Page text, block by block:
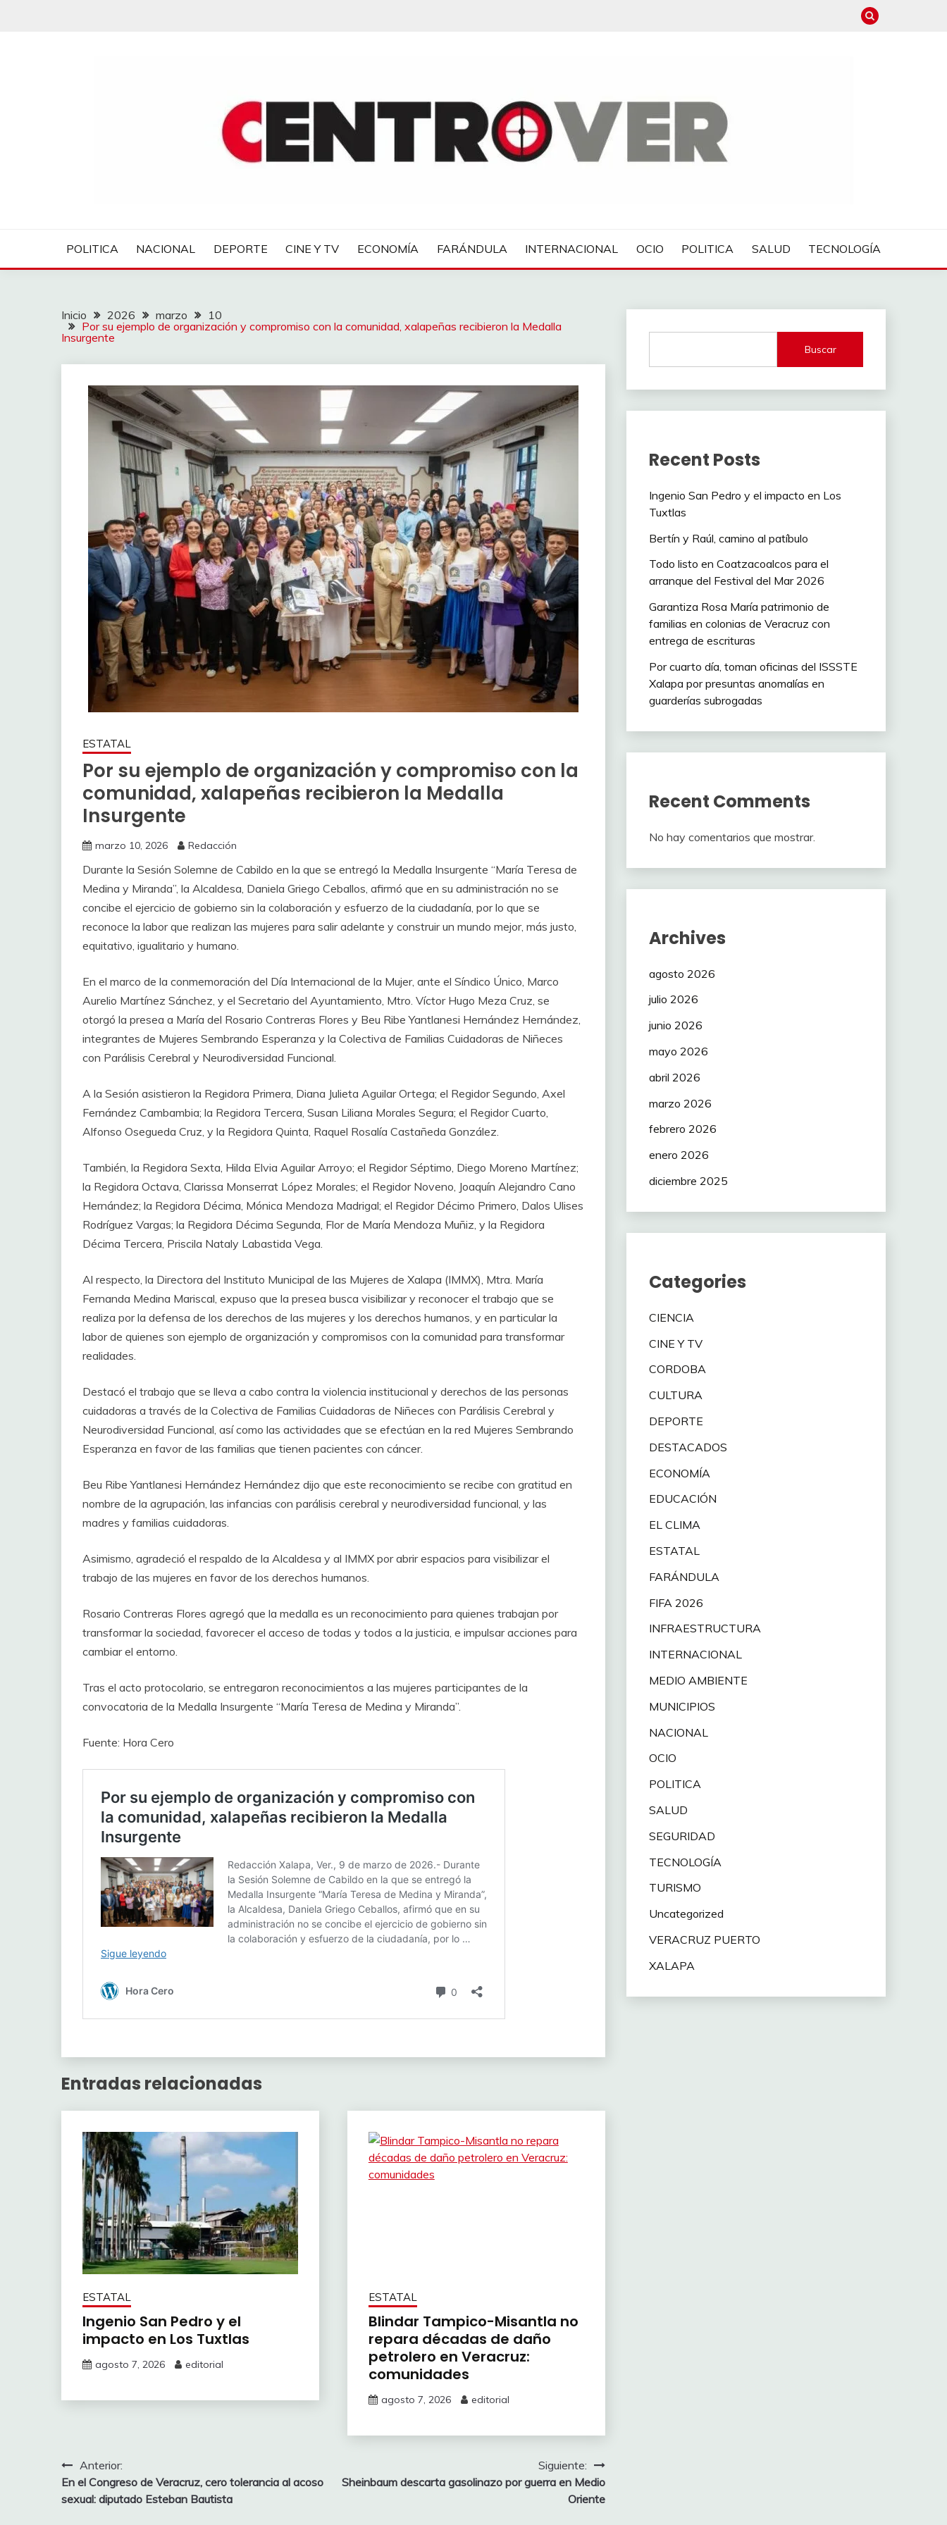
POLITICA NACIONAL DEPORTE CINE Y TV ECONOMÍA FARÁNDULA INTERNACIONAL OCIO POLITICA SALUD TECNOLOGÍA
Inicio 2026 marzo
10
Por su ejemplo de organización y compromiso con la comunidad, xalapeñas recibieron la Medalla
Insurgente
ESTATAL
Por su ejemplo de organización y compromiso con la
comunidad, xalapeñas recibieron la Medalla
Insurgente
marzo 10, 2026 Redacción
Durante la Sesión Solemne de Cabildo en la que se entregó la Medalla Insurgente “María Teresa de
Medina y Miranda”, la Alcaldesa, Daniela Griego Ceballos, afirmó que en su administración no se
concibe el ejercicio de gobierno sin la colaboración y esfuerzo de la ciudadanía, por lo que se
reconoce la labor que realizan las mujeres para salir adelante y construir un mundo mejor, más justo,
equitativo, igualitario y humano.
En el marco de la conmemoración del Día Internacional de la Mujer, ante el Síndico Único, Marco
Aurelio Martínez Sánchez, y el Secretario del Ayuntamiento, Mtro. Víctor Hugo Meza Cruz, se
otorgó la presea a María del Rosario Contreras Flores y Beu Ribe Yantlanesi Hernández Hernández,
integrantes de Mujeres Sembrando Esperanza y la Colectiva de Familias Cuidadoras de Niñeces
con Parálisis Cerebral y Neurodiversidad Funcional.
A la Sesión asistieron la Regidora Primera, Diana Julieta Aguilar Ortega; el Regidor Segundo, Axel
Fernández Cambambia; la Regidora Tercera, Susan Liliana Morales Segura; el Regidor Cuarto,
Alfonso Osegueda Cruz, y la Regidora Quinta, Raquel Rosalía Castañeda González.
También, la Regidora Sexta, Hilda Elvia Aguilar Arroyo; el Regidor Séptimo, Diego Moreno Martínez;
la Regidora Octava, Clarissa Monserrat López Morales; el Regidor Noveno, Joaquín Alejandro Cano
Hernández; la Regidora Décima, Mónica Mendoza Madrigal; el Regidor Décimo Primero, Dalos Ulises
Rodríguez Vargas; la Regidora Décima Segunda, Flor de María Mendoza Muñiz, y la Regidora
Décima Tercera, Priscila Nataly Labastida Vega.
Al respecto, la Directora del Instituto Municipal de las Mujeres de Xalapa (IMMX), Mtra. María
Fernanda Medina Mariscal, expuso que la presea busca visibilizar y reconocer el trabajo que se
realiza por la defensa de los derechos de las mujeres y los derechos humanos, y en particular la
labor de quienes son ejemplo de organización y compromisos con la comunidad para transformar
realidades.
Destacó el trabajo que se lleva a cabo contra la violencia institucional y derechos de las personas
cuidadoras a través de la Colectiva de Familias Cuidadoras de Niñeces con Parálisis Cerebral y
Neurodiversidad Funcional, así como las actividades que se efectúan en la red Mujeres Sembrando
Esperanza en favor de las familias que tienen pacientes con cáncer.
Beu Ribe Yantlanesi Hernández Hernández dijo que este reconocimiento se recibe con gratitud en
nombre de la agrupación, las infancias con parálisis cerebral y neurodiversidad funcional, y las
madres y familias cuidadoras.
Asimismo, agradeció el respaldo de la Alcaldesa y al IMMX por abrir espacios para visibilizar el
trabajo de las mujeres en favor de los derechos humanos.
Rosario Contreras Flores agregó que la medalla es un reconocimiento para quienes trabajan por
transformar la sociedad, favorecer el acceso de todas y todos a la justicia, e impulsar acciones para
cambiar el entorno.
Tras el acto protocolario, se entregaron reconocimientos a las mujeres participantes de la
convocatoria de la Medalla Insurgente “María Teresa de Medina y Miranda”.
Fuente: Hora Cero
Entradas relacionadas
ESTATAL
Ingenio San Pedro y el
impacto en Los Tuxtlas
agosto 7, 2026 editorial
ESTATAL
Blindar Tampico-Misantla no
repara décadas de daño
petrolero en Veracruz:
comunidades
agosto 7, 2026 editorial
Navegación
de
Anterior:
En el Congreso de Veracruz, cero tolerancia al acoso
sexual: diputado Esteban Bautista
Siguiente:
Sheinbaum descarta gasolinazo por guerra en Medio
Oriente
Buscar
Recent Posts
Ingenio San Pedro y el impacto en Los
Tuxtlas
Bertín y Raúl, camino al patíbulo
Todo listo en Coatzacoalcos para el
arranque del Festival del Mar 2026
Garantiza Rosa María patrimonio de
familias en colonias de Veracruz con
entrega de escrituras
Por cuarto día, toman oficinas del ISSSTE
Xalapa por presuntas anomalías en
guarderías subrogadas
Recent Comments
No hay comentarios que mostrar.
Archives
agosto 2026
julio 2026
junio 2026
mayo 2026
abril 2026
marzo 2026
febrero 2026
enero 2026
diciembre 2025
Categories
CIENCIA
CINE Y TV
CORDOBA
CULTURA
DEPORTE
DESTACADOS
ECONOMÍA
EDUCACIÓN
EL CLIMA
ESTATAL
FARÁNDULA
FIFA 2026
INFRAESTRUCTURA
INTERNACIONAL
MEDIO AMBIENTE
MUNICIPIOS
NACIONAL
OCIO
POLITICA
SALUD
SEGURIDAD
TECNOLOGÍA
TURISMO
Uncategorized
VERACRUZ PUERTO
XALAPA